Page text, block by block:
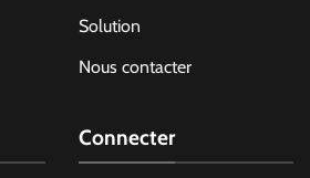
Solution
Nous contacter
Connecter